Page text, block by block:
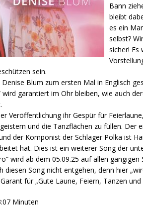
Bann
bleibt
es ein
selbst?
sicher!
sein.
Blum zum ersten Mal in Englisch
garantiert im Ohr bleiben, wie auch
Veröffentlichung ihr Gespür für
und die Tanzflächen zu füllen. Der
der Komponist der Schlager Polka ist
hat. Dies ist ein weiterer Song der
wird ab dem 05.09.25 auf allen
diesen Song nicht entgehen, denn hier
für „Gute Laune, Feiern, Tanzen und
Minuten